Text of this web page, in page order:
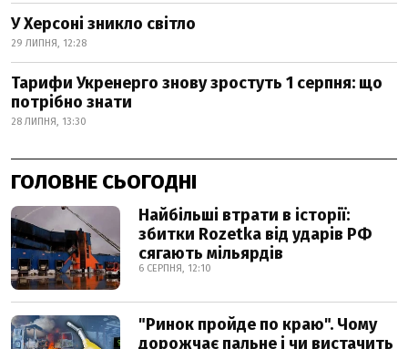
У Херсоні зникло світло
29 ЛИПНЯ, 12:28
Тарифи Укренерго знову зростуть 1 серпня: що
потрібно знати
28 ЛИПНЯ, 13:30
ГОЛОВНЕ СЬОГОДНІ
Найбільші втрати в історії:
збитки Rozetka від ударів РФ
сягають мільярдів
6 СЕРПНЯ, 12:10
"Ринок пройде по краю". Чому
дорожчає пальне і чи вистачить